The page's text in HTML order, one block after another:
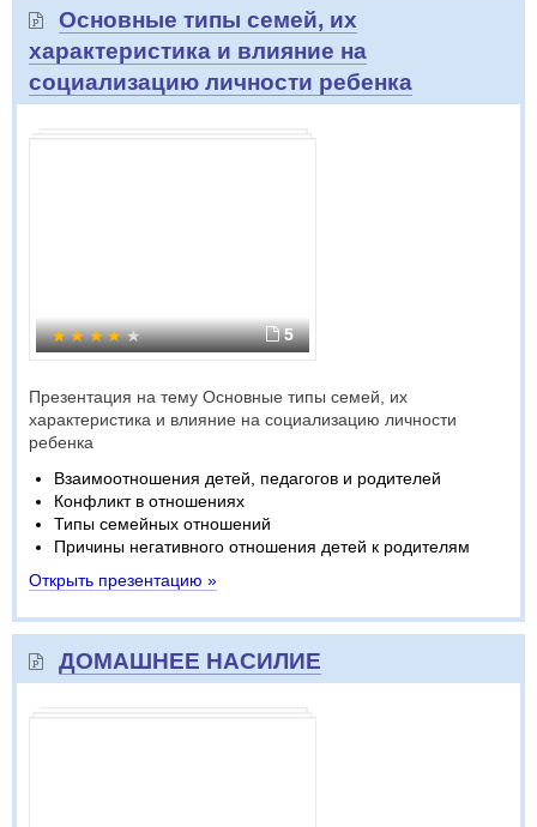
Основные типы семей, их
характеристика и влияние на
социализацию личности ребенка
5
Презентация на тему Основные типы семей, их
характеристика и влияние на социализацию личности
ребенка
Взаимоотношения детей, педагогов и родителей
Конфликт в отношениях
Типы семейных отношений
Причины негативного отношения детей к родителям
Открыть презентацию »
ДОМАШНЕЕ НАСИЛИЕ